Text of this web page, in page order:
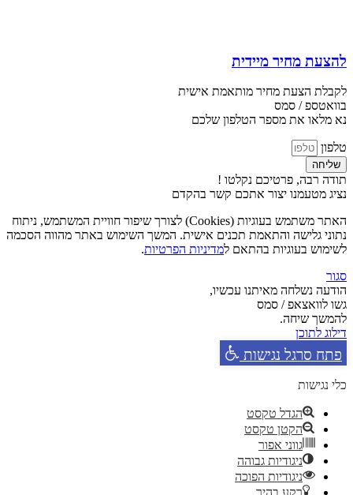
להצעת מחיר מיידית
לקבלת הצעת מחיר מותאמת אישית
בוואטספ / סמס
נא מלאו את מספר הטלפון שלכם
טלפון
שליחה
תודה רבה, פרטיכם נקלטו !
נציג מטעמנו יצור אתכם קשר בהקדם
האתר משתמש בעוגיות (Cookies) לצורך שיפור חוויית המשתמש, ניתוח
נתוני גלישה והתאמת תכנים אישית. המשך השימוש באתר מהווה הסכמה
לשימוש בעוגיות בהתאם למדיניות הפרטיות.
סגור
הודעה נשלחה מאיתנו עכשיו,
גשו לוואצאפ / סמס
להמשך שיחה.
דילוג לתוכן
פתח סרגל נגישות
כלי נגישות
הגדל טקסט
הקטן טקסט
גווני אפור
ניגודיות גבוהה
ניגודיות הפוכה
רקע בהיר